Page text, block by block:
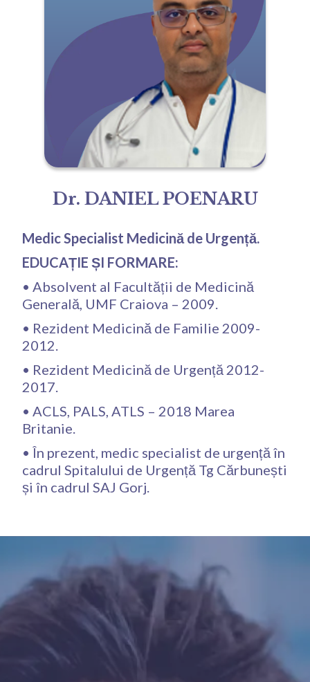
Dr. DANIEL POENARU
Medic Specialist Medicină de Urgență.
EDUCAȚIE ȘI FORMARE:
• Absolvent al Facultății de Medicină
Generală, UMF Craiova – 2009.
• Rezident Medicină de Familie 2009-
2012.
• Rezident Medicină de Urgență 2012-
2017.
• ACLS, PALS, ATLS – 2018 Marea
Britanie.
• În prezent, medic specialist de urgență în
cadrul Spitalului de Urgență Tg Cărbunești
și în cadrul SAJ Gorj‍‍.